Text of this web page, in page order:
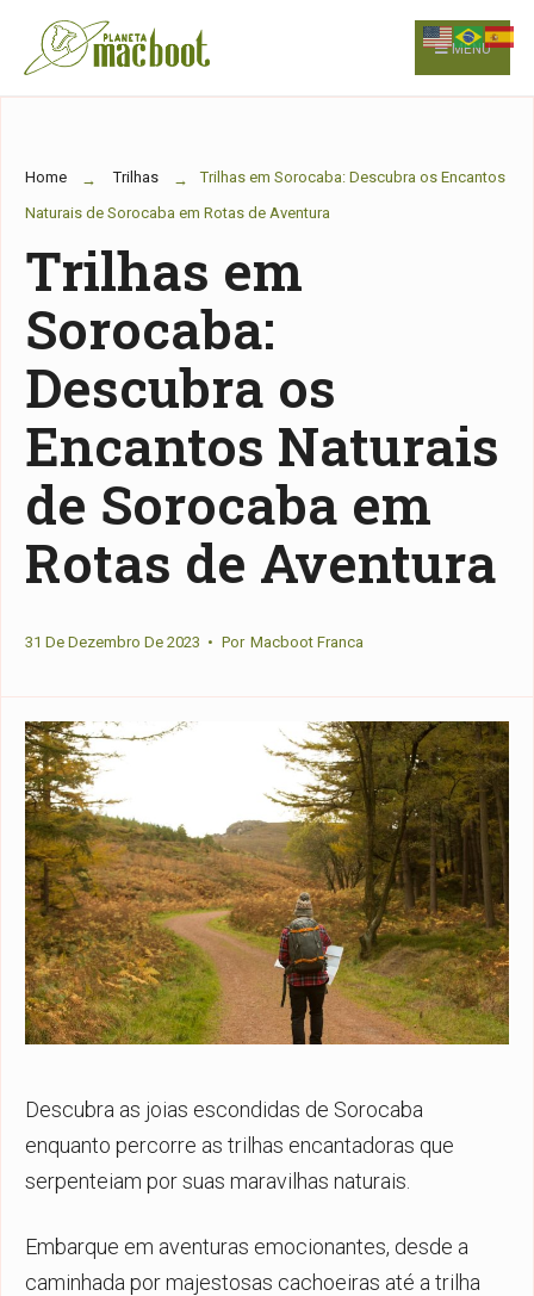
Skip
to
MENU
Home Trilhas
Trilhas em Sorocaba: Descubra os Encantos
Naturais de Sorocaba em Rotas de Aventura
Trilhas em
Sorocaba:
Descubra os
Encantos Naturais
de Sorocaba em
Rotas de Aventura
31 De Dezembro De 2023 • Por Macboot Franca
Descubra as joias escondidas de Sorocaba
enquanto percorre as trilhas encantadoras que
serpenteiam por suas maravilhas naturais.
Embarque em aventuras emocionantes, desde a
caminhada por majestosas cachoeiras até a trilha